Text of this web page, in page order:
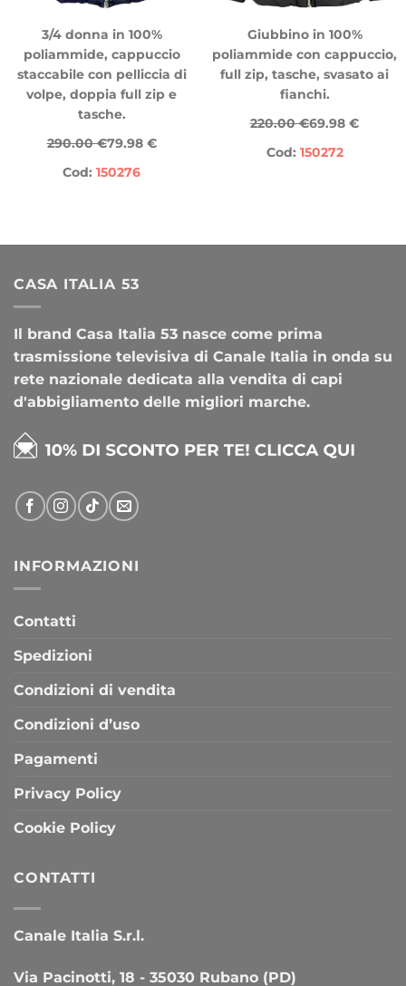
3/4 donna in 100%
poliammide, cappuccio
staccabile con pelliccia di
volpe, doppia full zip e
tasche.
290.00 €79.98 €
Cod: 150276
Giubbino in 100%
poliammide con cappuccio,
full zip, tasche, svasato ai
fianchi.
220.00 €69.98 €
Cod: 150272
CASA ITALIA 53
Il brand Casa Italia 53 nasce come prima
trasmissione televisiva di Canale Italia in onda su
rete nazionale dedicata alla vendita di capi
d'abbigliamento delle migliori marche.
INFORMAZIONI
Contatti
Spedizioni
Condizioni di vendita
Condizioni d’uso
Pagamenti
Privacy Policy
Cookie Policy
CONTATTI
Canale Italia S.r.l.
Via Pacinotti, 18 - 35030 Rubano (PD)